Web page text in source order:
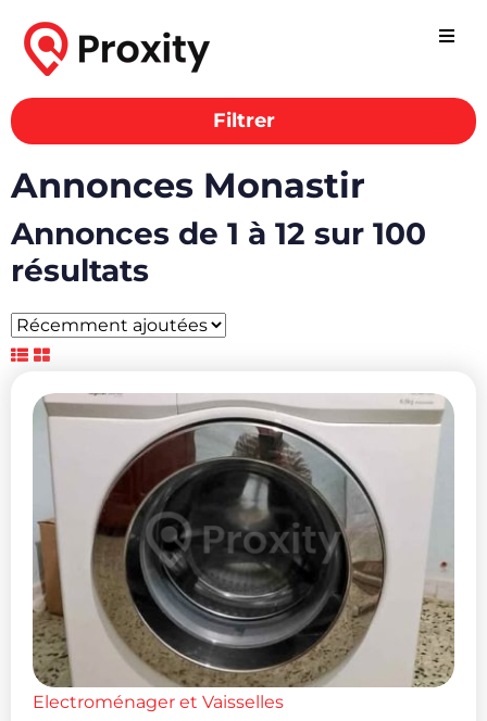
Filtrer
Annonces Monastir
Annonces de 1 à 12 sur 100
résultats
Electroménager et Vaisselles